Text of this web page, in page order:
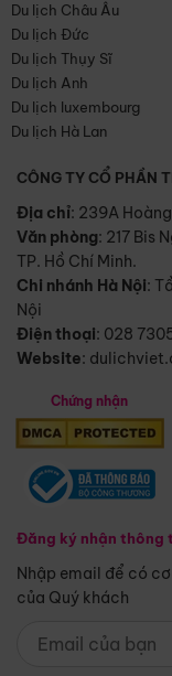
Du lịch Châu Âu
Du lịch Đức
Du lịch Thụy Sĩ
Du lịch Anh
Du lịch luxembourg
Du lịch Hà Lan
CÔNG TY CỔ PHẦN
Địa chỉ: 239A
Văn phòng: 217 Bis
TP. Hồ Chí Minh.
Chi nhánh Hà Nội:
Nội
Điện thoại: 028
Website:
Chứng nhận
Đăng ký nhận thông
Nhập email để có
của Quý khách